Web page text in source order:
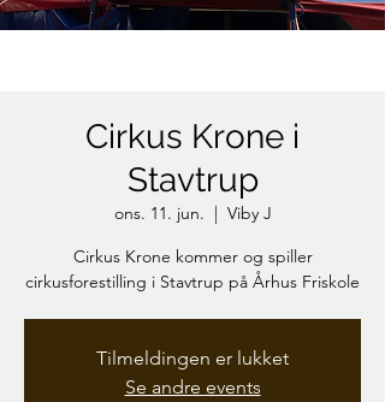
Cirkus Krone i
Stavtrup
ons. 11. jun.
  |
Viby J
Cirkus Krone kommer og spiller
cirkusforestilling i Stavtrup på Århus Friskole
Tilmeldingen er lukket
Se andre events